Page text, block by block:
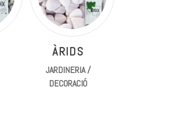
ÀRIDS
JARDINERIA /
DECORACIÓ